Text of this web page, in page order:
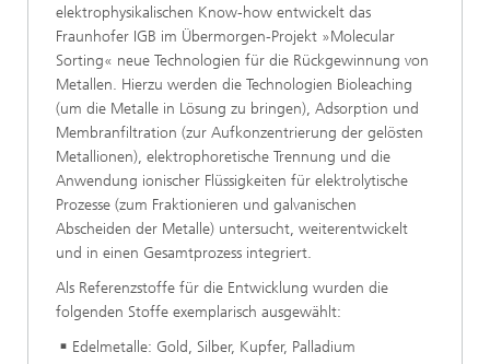
elektrophysikalischen Know-how entwickelt das
Fraunhofer IGB im Übermorgen-Projekt »Molecular
Sorting« neue Technologien für die Rückgewinnung von
Metallen. Hierzu werden die Technologien Bioleaching
(um die Metalle in Lösung zu bringen), Adsorption und
Membranfiltration (zur Aufkonzentrierung der gelösten
Metallionen), elektrophoretische Trennung und die
Anwendung ionischer Flüssigkeiten für elektrolytische
Prozesse (zum Fraktionieren und galvanischen
Abscheiden der Metalle) untersucht, weiterentwickelt
und in einen Gesamtprozess integriert.
Als Referenzstoffe für die Entwicklung wurden die
folgenden Stoffe exemplarisch ausgewählt:
Edelmetalle: Gold, Silber, Kupfer, Palladium